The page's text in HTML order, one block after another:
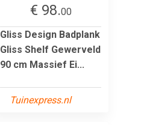
€ 98.00
Gliss Design Badplank
Gliss Shelf Gewerveld
90 cm Massief Ei...
Tuinexpress.nl